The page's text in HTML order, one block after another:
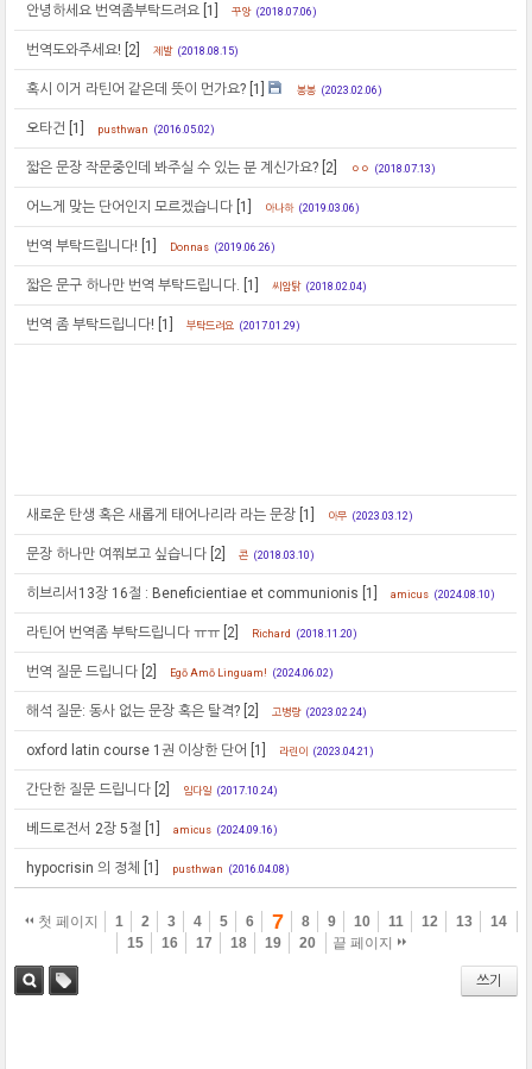
안녕하세요 번역좀부탁드려요 [1] 꾸앙 (2018.07.06)
번역도와주세요! [2] 제발 (2018.08.15)
혹시 이거 라틴어 같은데 뜻이 먼가요? [1] 봉봉 (2023.02.06)
오타건 [1] pusthwan (2016.05.02)
짧은 문장 작문중인데 봐주실 수 있는 분 계신가요? [2] ㅇㅇ (2018.07.13)
어느게 맞는 단어인지 모르겠습니다 [1] 아나하 (2019.03.06)
번역 부탁드립니다! [1] Donnas (2019.06.26)
짧은 문구 하나만 번역 부탁드립니다. [1] 씨암탉 (2018.02.04)
번역 좀 부탁드립니다! [1] 부탁드려요 (2017.01.29)
새로운 탄생 혹은 새롭게 태어나리라 라는 문장 [1] 아무 (2023.03.12)
문장 하나만 여쭤보고 싶습니다 [2] 콘 (2018.03.10)
히브리서13장 16절 : Beneficientiae et communionis [1] amicus (2024.08.10)
라틴어 번역좀 부탁드립니다 ㅠㅠ [2] Richard (2018.11.20)
번역 질문 드립니다 [2] Egō Amō Linguam! (2024.06.02)
해석 질문: 동사 없는 문장 혹은 탈격? [2] 고병량 (2023.02.24)
oxford latin course 1권 이상한 단어 [1] 라린이 (2023.04.21)
간단한 질문 드립니다 [2] 임다일 (2017.10.24)
베드로전서 2장 5절 [1] amicus (2024.09.16)
hypocrisin 의 정체 [1] pusthwan (2016.04.08)
첫 페이지 1 2 3 4 5 6 7 8 9 10 11 12 13
14
15
16 17 18 19 20 끝 페이지
쓰기